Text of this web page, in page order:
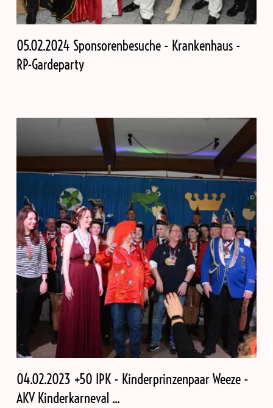
05.02.2024 Sponsorenbesuche - Krankenhaus -
RP-Gardeparty
04.02.2023 +50 IPK - Kinderprinzenpaar Weeze -
AKV Kinderkarneval ...